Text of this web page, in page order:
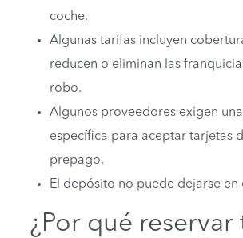
coche.
Algunas tarifas incluyen
reducen o eliminan las
robo.
Algunos proveedores exigen
específica para aceptar tarjetas
prepago.
El depósito no puede dejarse en
¿Por qué reservar